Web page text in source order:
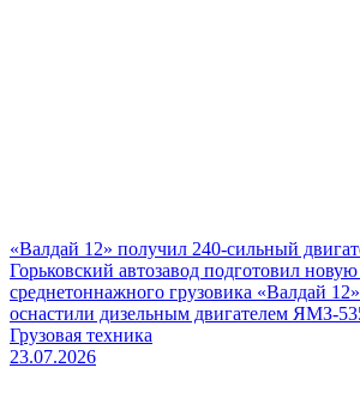
«Валдай 12» получил 240-сильный
Горьковский автозавод подготовил
среднетоннажного грузовика «Валдай
оснастили дизельным двигателем ЯМЗ-
Грузовая техника
23.07.2026